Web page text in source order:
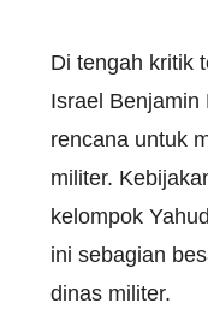
Di tengah kritik
Israel Benjamin
rencana untuk
militer.
kelompok
ini sebagian
dinas militer.